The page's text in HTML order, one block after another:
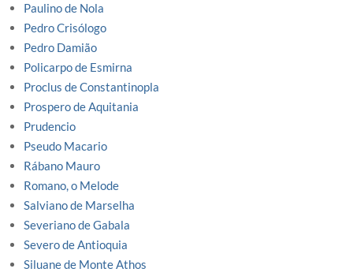
Paulino de Nola
Pedro Crisólogo
Pedro Damião
Policarpo de Esmirna
Proclus de Constantinopla
Prospero de Aquitania
Prudencio
Pseudo Macario
Rábano Mauro
Romano, o Melode
Salviano de Marselha
Severiano de Gabala
Severo de Antioquia
Siluane de Monte Athos